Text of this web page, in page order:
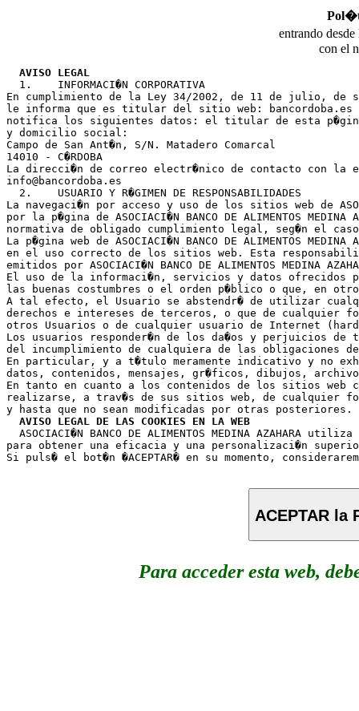
entrando
con el
AVISO LEGAL
  1.	INFORMACI�N CORPORATIVA
En cumplimiento de la Ley 34/2002, de 11 de julio, de
le informa que es titular del sitio web: bancordoba.es de
notifica los siguientes datos: el titular de esta p�gina web
y domicilio social:
Campo de San Ant�n, S/N. Matadero Comarcal
14010 - C�RDOBA
La direcci�n de correo electr�nico de contacto con la
info@bancordoba.es
  2.	USUARIO Y R�GIMEN DE RESPONSABILIDADES
La navegaci�n por acceso y uso de los sitios web de
por la p�gina de ASOCIACI�N BANCO DE ALIMENTOS
normativa de obligado cumplimiento legal, seg�n el
La p�gina web de ASOCIACI�N BANCO DE ALIMENTOS
en el uso correcto de los sitios web. Esta
emitidos por ASOCIACI�N BANCO DE ALIMENTOS
El uso de la informaci�n, servicios y datos ofrecidos por
las buenas costumbres o el orden p�blico o que, en
A tal efecto, el Usuario se abstendr� de utilizar
derechos e intereses de terceros, o que de
otros Usuarios o de cualquier usuario de Internet
Los usuarios responder�n de los da�os y perjuicios
del incumplimiento de cualquiera de las obligaciones
En particular, y a t�tulo meramente indicativo y no
datos, contenidos, mensajes, gr�ficos, dibujos,
En tanto en cuanto a los contenidos de los sitios web
realizarse, a trav�s de sus sitios web, de cualquier
y hasta que no sean modificadas por otras posteriores.
AVISO LEGAL DE LAS COOKIES EN LA WEB
ASOCIACI�N BANCO DE ALIMENTOS MEDINA AZAHARA
para obtener una eficacia y una personalizaci�n
ACEPTAR
Para acceder esta web,